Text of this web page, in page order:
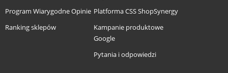
Program Wiarygodne Opinie
Ranking sklepów
Platforma CSS ShopSynergy
Kampanie produktowe
Google
Pytania i odpowiedzi